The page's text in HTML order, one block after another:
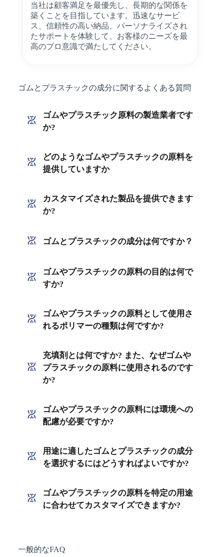
当社は顧客満足を最優先し、長期的な関係を
築くことを目指しています。迅速なサービ
ス、信頼性の高い納品、パーソナライズされ
たサポートを体験して、お客様のニーズを最
高のプロ意識で満たしてください。
ゴムとプラスチックの成分に関するよくある質問
ゴムやプラスチック原料の製造業者です
か?
どのようなゴムやプラスチックの原料を
提供していますか
カスタマイズされた製品を提供できます
か?
ゴムとプラスチックの成分は何ですか？
ゴムやプラスチックの原料の目的は何で
すか?
ゴムやプラスチックの原料として使用さ
れるポリマーの種類は何ですか?
充填剤とは何ですか? また、なぜゴムや
プラスチックの原料に使用されるのです
か?
ゴムやプラスチックの原料には環境への
配慮が必要ですか?
用途に適したゴムとプラスチックの成分
を選択するにはどうすればよいですか?
ゴムやプラスチックの原料を特定の用途
に合わせてカスタマイズできますか?
一般的なFAQ